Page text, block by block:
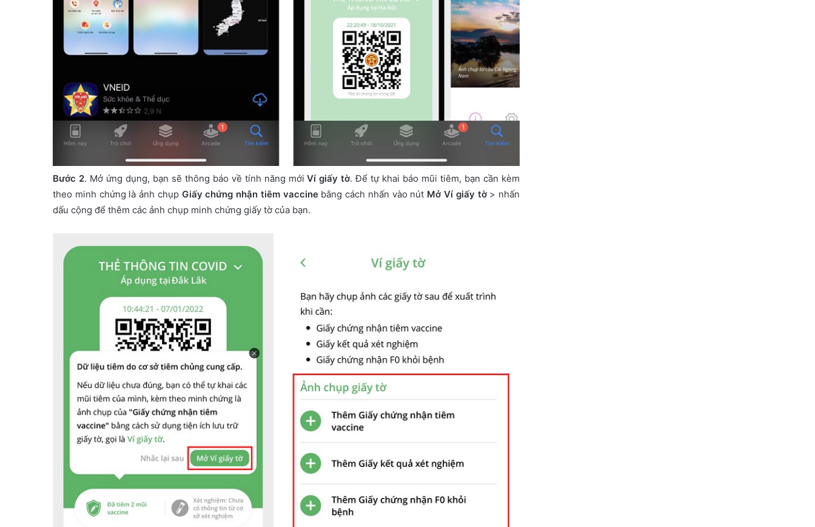
Bước 2. Mở ứng dụng, bạn sẽ thông báo về tính năng mớiVí giấy tờ. Để tự khai báo mũi tiêm, bạn cần kèm
theo minh chứng là ảnh chụp Giấy chứng nhận tiêm vaccinebằng cách nhấn vào nút Mở Ví giấy tờ> nhấn
dấu cộng để thêm các ảnh chụp minh chứng giấy tờ của bạn.